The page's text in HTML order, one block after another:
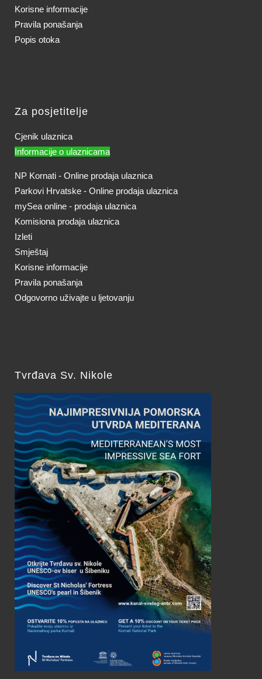
Korisne informacije
Pravila ponašanja
Popis otoka
Za posjetitelje
Cjenik ulaznica
Informacije o ulaznicama
NP Kornati - Online prodaja ulaznica
Parkovi Hrvatske - Online prodaja ulaznica
mySea online - prodaja ulaznica
Komisiona prodaja ulaznica
Izleti
Smještaj
Korisne informacije
Pravila ponašanja
Odgovorno uživajte u ljetovanju
Tvrđava Sv. Nikole